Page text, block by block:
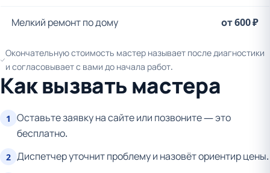
Мелкий ремонт по дому от 600 ₽
Окончательную стоимость мастер называет после диагностики
и согласовывает с вами до начала работ.
Как вызвать мастера
1
Оставьте заявку на сайте или позвоните — это
бесплатно.
2 Диспетчер уточнит проблему и назовёт ориентир цены.